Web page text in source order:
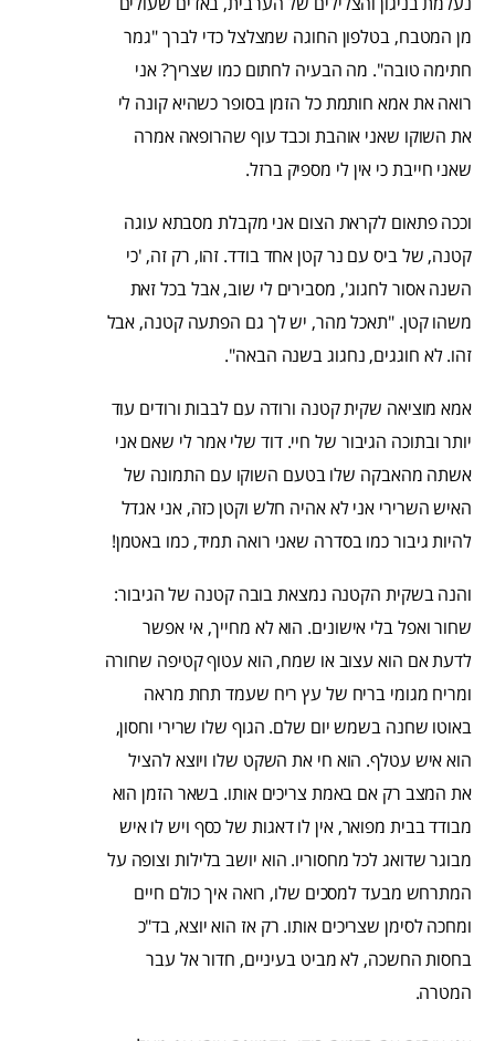
מן המטבח, בטלפון החוגה שמצלצל כדי לברך "גמר
חתימה טובה". מה הבעיה לחתום כמו שצריך? אני
רואה את אמא חותמת כל הזמן בסופר כשהיא קונה לי
את השוקו שאני אוהבת וכבד עוף שהרופאה אמרה
שאני חייבת כי אין לי מספיק ברזל.
וככה פתאום לקראת הצום אני מקבלת מסבתא עוגה
קטנה, של ביס עם נר קטן אחד בודד. זהו, רק זה, 'כי
השנה אסור לחגוג', מסבירים לי שוב, אבל בכל זאת
משהו קטן. "תאכל מהר, יש לך גם הפתעה קטנה, אבל
זהו. לא חוגגים, נחגוג בשנה הבאה".
אמא מוציאה שקית קטנה ורודה עם לבבות ורודים עוד
יותר ובתוכה הגיבור של חיי. דוד שלי אמר לי שאם אני
אשתה מהאבקה שלו בטעם השוקו עם התמונה של
האיש השרירי אני לא אהיה חלש וקטן כזה, אני אגדל
להיות גיבור כמו בסדרה שאני רואה תמיד, כמו באטמן!
והנה בשקית הקטנה נמצאת בובה קטנה של הגיבור:
שחור ואפל בלי אישונים. הוא לא מחייך, אי אפשר
לדעת אם הוא עצוב או שמח, הוא עטוף קטיפה שחורה
ומריח מגומי בריח של עץ ריח שעמד תחת מראה
באוטו שחנה בשמש יום שלם. הגוף שלו שרירי וחסון,
הוא איש עטלף. הוא חי את השקט שלו ויוצא להציל
את המצב רק אם באמת צריכים אותו. בשאר הזמן הוא
מבודד בבית מפואר, אין לו דאגות של כסף ויש לו איש
מבוגר שדואג לכל מחסוריו. הוא יושב בלילות וצופה על
המתרחש מבעד למסכים שלו, רואה איך כולם חיים
ומחכה לסימן שצריכים אותו. רק אז הוא יוצא, בד"כ
בחסות החשכה, לא מביט בעיניים, חדור אל עבר
המטרה.